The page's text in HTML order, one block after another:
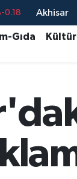
%-14
Akhisar
Gıda